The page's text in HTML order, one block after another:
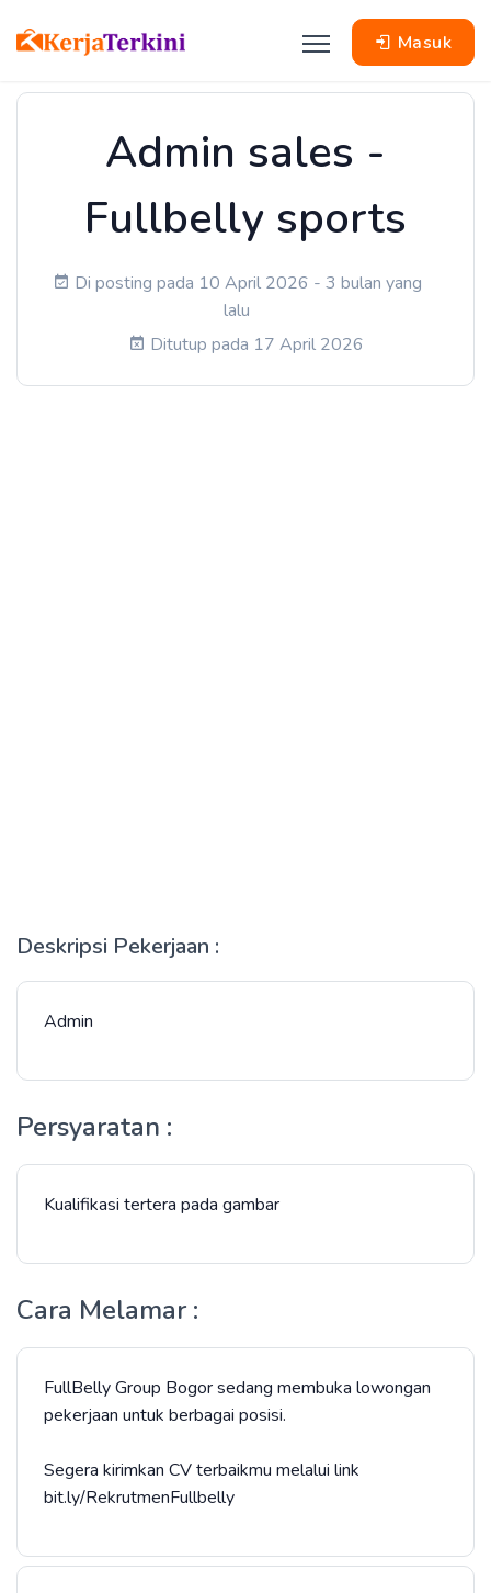
Masuk
Admin sales -
Fullbelly sports
Di posting pada 10 April 2026 - 3 bulan yang
lalu
Ditutup pada 17 April 2026
Deskripsi Pekerjaan :
Admin
Persyaratan :
Kualifikasi tertera pada gambar
Cara Melamar :
FullBelly Group Bogor sedang membuka lowongan
pekerjaan untuk berbagai posisi.
Segera kirimkan CV terbaikmu melalui link
bit.ly/RekrutmenFullbelly